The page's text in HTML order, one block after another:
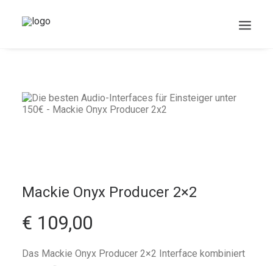
Search
Mackie Onyx Producer 2×2
€ 109,00
Das Mackie Onyx Producer 2×2 Interface kombiniert